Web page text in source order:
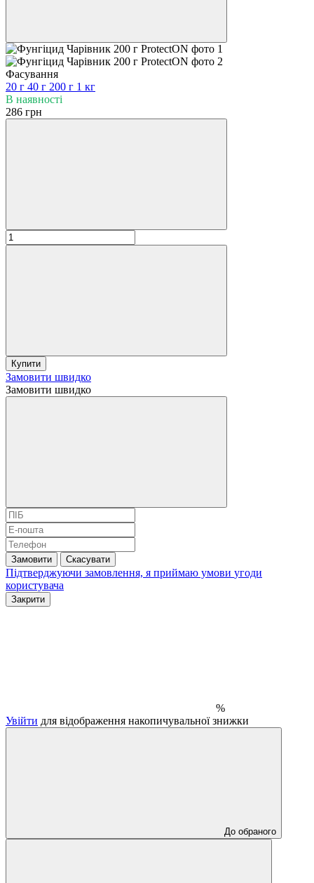
Фасування
20 г 40 г 200 г 1 кг
В наявності
286 грн
Купити
Замовити швидко
Замовити швидко
Замовити Скасувати
Підтверджуючи замовлення, я приймаю умови угоди
користувача
Закрити
%
Увійти для відображення накопичувальної знижки
До обраного